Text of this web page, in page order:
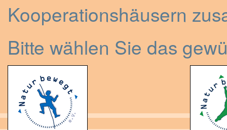
Kooperationshäusern
Bitte wählen Sie das